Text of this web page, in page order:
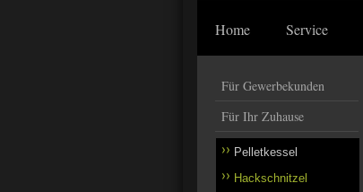
Home Service
Für Gewerbekunden
Für Ihr Zuhause
Pelletkessel
Hackschnitzel